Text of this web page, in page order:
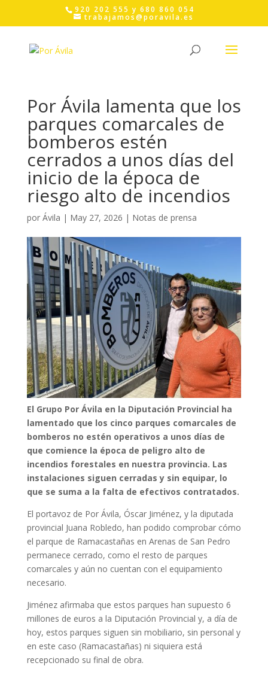
content
920 202 555 y 680 860 054
trabajamos@poravila.es
Por Ávila lamenta que los
parques comarcales de
bomberos estén
cerrados a unos días del
inicio de la época de
riesgo alto de incendios
por Ávila | May 27, 2026 | Notas de prensa
El Grupo Por Ávila en la Diputación Provincial ha
lamentado que los cinco parques comarcales de
bomberos no estén operativos a unos días de
que comience la época de peligro alto de
incendios forestales en nuestra provincia. Las
instalaciones siguen cerradas y sin equipar, lo
que se suma a la falta de efectivos contratados.
El portavoz de Por Ávila, Óscar Jiménez, y la diputada
provincial Juana Robledo, han podido comprobar cómo
el parque de Ramacastañas en Arenas de San Pedro
permanece cerrado, como el resto de parques
comarcales y aún no cuentan con el equipamiento
necesario.
Jiménez afirmaba que estos parques han supuesto 6
millones de euros a la Diputación Provincial y, a día de
hoy, estos parques siguen sin mobiliario, sin personal y
en este caso (Ramacastañas) ni siquiera está
recepcionado su final de obra.